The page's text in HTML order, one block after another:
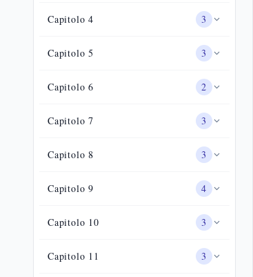
Capitolo4 3
Capitolo5 3
Capitolo6 2
Capitolo7 3
Capitolo8 3
Capitolo9 4
Capitolo 10 3
Capitolo 11 3